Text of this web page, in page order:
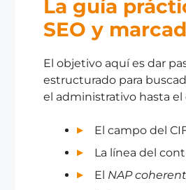
La guía
SEO y
El objetivo aquí es dar
estructurado para
el administrativo hasta el
El campo del
La línea del
El NAP